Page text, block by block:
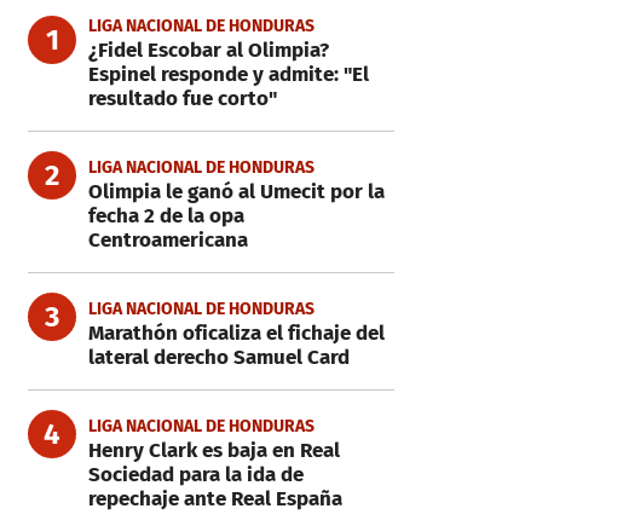
1 LIGA NACIONAL DE HONDURAS
¿Fidel Escobar al Olimpia?
Espinel responde y admite: "El
resultado fue corto"
2 LIGA NACIONAL DE HONDURAS
Olimpia le ganó al Umecit por la
fecha 2 de la opa
Centroamericana
3 LIGA NACIONAL DE HONDURAS
Marathón oficaliza el fichaje del
lateral derecho Samuel Card
4 LIGA NACIONAL DE HONDURAS
Henry Clark es baja en Real
Sociedad para la ida de
repechaje ante Real España